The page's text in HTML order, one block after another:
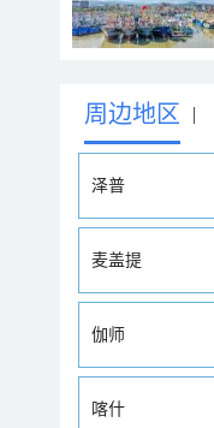
周边地区 |
泽普
麦盖提
伽师
喀什